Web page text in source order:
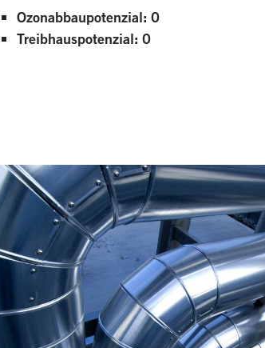
Ozonabbaupotenzial: 0
Treibhauspotenzial: 0